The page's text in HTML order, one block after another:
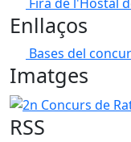
Fira de l'Hostal
Enllaços
Bases del
Imatges
2n Concurs de
RSS